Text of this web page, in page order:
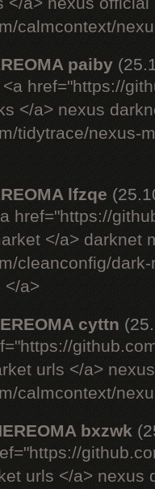
calmcontext/
paiby
href="https://
</a> nexus
tidytrace/nexus-
lfzqe
href="https://
</a> darknet
cleanconfig/
</a>
cyttn
urls </a>
calmcontext/
bxzwk
urls </a> nexus